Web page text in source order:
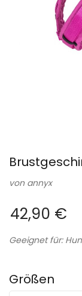
von annyx
42,90 €
Geeignet für:
Größen